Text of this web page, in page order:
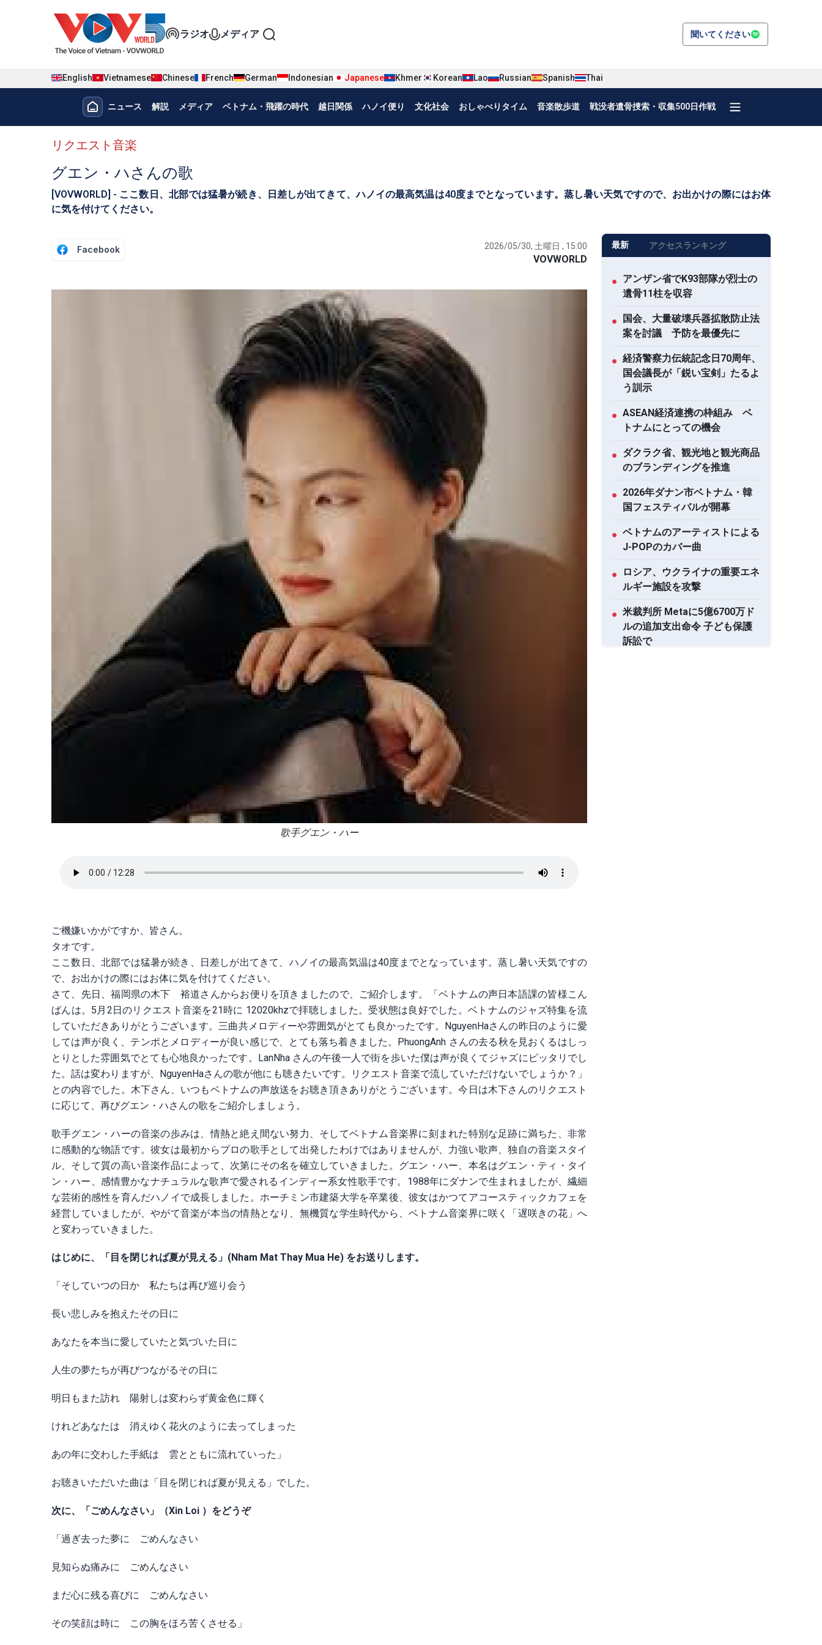
Đa phương tiện tiếng Nhật
ラジオ メディア 聞いてください
English Vietnamese Chinese French German Indonesian Japanese Khmer Korean Lao Russian Spanish Thai
Menu trang chủ tiếng nhật
ニュース 解説 メディア ベトナム・飛躍の時代 越日関係 ハノイ便り 文化社会 おしゃべりタイム 音楽散歩道 戦没者遺骨捜索・収集500日作戦
menu phụ tiếng Nhật
リクエスト音楽
グエン・ハさんの歌
[VOVWORLD] - ここ数日、北部では猛暑が続き、日差しが出てきて、ハノイの最高気温は40度までとなっています。蒸し暑い天気ですので、お出かけの際にはお体
に気を付けてください。
Facebook 2026/05/30, 土曜日 , 15:00
VOVWORLD
歌手グエン・ハー
ご機嫌いかがですか、皆さん。
タオです。
ここ数日、北部では猛暑が続き、日差しが出てきて、ハノイの最高気温は40度までとなっています。蒸し暑い天気ですの
で、お出かけの際にはお体に気を付けてください。
さて、先日、福岡県の木下 裕道さんからお便りを頂きましたので、ご紹介します。「ベトナムの声日本語課の皆様こん
ばんは。5月2日のリクエスト音楽を21時に 12020khzで拝聴しました。受状態は良好でした。ベトナムのジャズ特集を流
していただきありがとうございます。三曲共メロディーや雰囲気がとても良かったです。NguyenHaさんの昨日のように愛
しては声が良く、テンポとメロディーが良い感じで、とても落ち着きました。PhuongAnh さんの去る秋を見おくるはしっ
とりとした雰囲気でとても心地良かったです。LanNha さんの午後一人で街を歩いた僕は声が良くてジャズにピッタリでし
た。話は変わりますが、NguyenHaさんの歌が他にも聴きたいです。リクエスト音楽で流していただけないでしょうか？」
との内容でした。木下さん、いつもベトナムの声放送をお聴き頂きありがとうございます。今日は木下さんのリクエスト
に応じて、再びグエン・ハさんの歌をご紹介しましょう。
歌手グエン・ハーの音楽の歩みは、情熱と絶え間ない努力、そしてベトナム音楽界に刻まれた特別な足跡に満ちた、非常
に感動的な物語です。彼女は最初からプロの歌手として出発したわけではありませんが、力強い歌声、独自の音楽スタイ
ル、そして質の高い音楽作品によって、次第にその名を確立していきました。グエン・ハー、本名はグエン・ティ・タイ
ン・ハー、感情豊かなナチュラルな歌声で愛されるインディー系女性歌手です。1988年にダナンで生まれましたが、繊細
な芸術的感性を育んだハノイで成長しました。ホーチミン市建築大学を卒業後、彼女はかつてアコースティックカフェを
経営していましたが、やがて音楽が本当の情熱となり、無機質な学生時代から、ベトナム音楽界に咲く「遅咲きの花」へ
と変わっていきました。
はじめに、「目を閉じれば夏が見える」(Nham Mat Thay Mua He) をお送りします。
「そしていつの日か 私たちは再び巡り会う
長い悲しみを抱えたその日に
あなたを本当に愛していたと気づいた日に
人生の夢たちが再びつながるその日に
明日もまた訪れ 陽射しは変わらず黄金色に輝く
けれどあなたは 消えゆく花火のように去ってしまった
あの年に交わした手紙は 雲とともに流れていった」
お聴きいただいた曲は「目を閉じれば夏が見える」でした。
次に、「ごめんなさい」（Xin Loi ）をどうぞ
「過ぎ去った夢に ごめんなさい
見知らぬ痛みに ごめんなさい
まだ心に残る喜びに ごめんなさい
その笑顔は時に この胸をほろ苦くさせる」
最新 アクセスランキング
● アンザン省でK93部隊が烈士の
遺骨11柱を収容
●
国会、大量破壊兵器拡散防止法
案を討議 予防を最優先に
● 経済警察力伝統記念日70周年、
国会議長が「鋭い宝剣」たるよ
う訓示
● ASEAN経済連携の枠組み ベ
トナムにとっての機会
● ダクラク省、観光地と観光商品
のブランディングを推進
● 2026年ダナン市ベトナム・韓
国フェスティバルが開幕
● ベトナムのアーティストによる
J-POPのカバー曲
●
ロシア、ウクライナの重要エネ
ルギー施設を攻撃
● 米裁判所 Metaに5億6700万ド
ルの追加支出命令 子ども保護
訴訟で